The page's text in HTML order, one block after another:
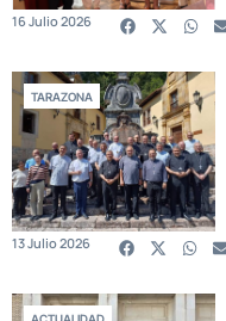
16 Julio 2026
TARAZONA
13 Julio 2026